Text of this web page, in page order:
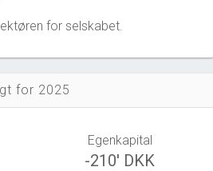
for selskabet.
for 2025
Egenkapital
-210' DKK